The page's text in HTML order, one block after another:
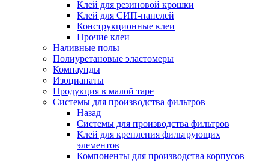
Клей для резиновой крошки
Клей для СИП-панелей
Конструкционные клеи
Прочие клеи
Наливные полы
Полиуретановые эластомеры
Компаунды
Изоцианаты
Продукция в малой таре
Системы для производства фильтров
Назад
Системы для производства фильтров
Клей для крепления фильтрующих
элементов
Компоненты для производства корпусов